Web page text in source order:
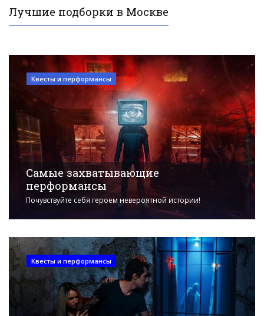
Лучшие подборки в Москве
Квесты и перформансы
Самые захватывающие
перформансы
Почувствуйте себя героем невероятной истории!
Квесты и перформансы